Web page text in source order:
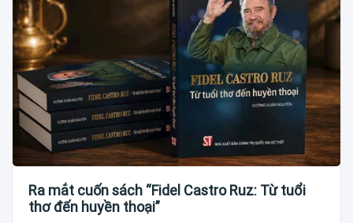
Ra mắt cuốn sách “Fidel Castro Ruz: Từ tuổi
thơ đến huyền thoại”